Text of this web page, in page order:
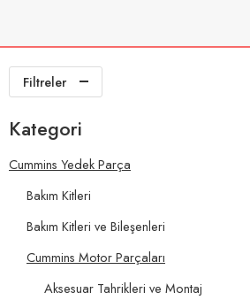
Filtreler
Kategori
Cummins Yedek Parça
Bakım Kitleri
Bakım Kitleri ve Bileşenleri
Cummins Motor Parçaları
Aksesuar Tahrikleri ve Montaj